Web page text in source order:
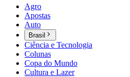
Agro
Apostas
Auto
Brasil
Ciência e Tecnologia
Colunas
Copa do Mundo
Cultura e Lazer